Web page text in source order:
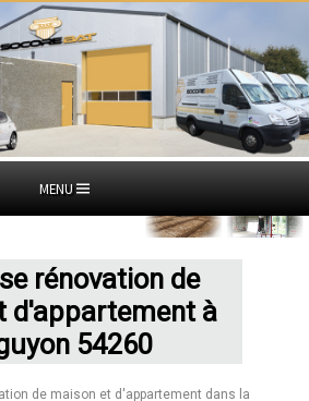
MENU
rénovation de
d'appartement à
54260
de maison et d'appartement dans la